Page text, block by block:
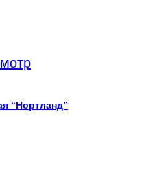
“Нортланд”